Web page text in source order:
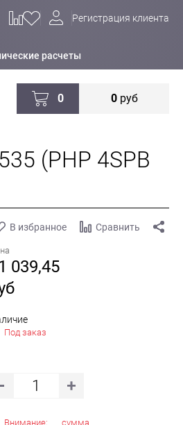
Регистрация клиента
расчеты
0 0руб
(PHP 4SPB
В избранное Сравнить
039,45
Под заказ
Внимание:
сумма